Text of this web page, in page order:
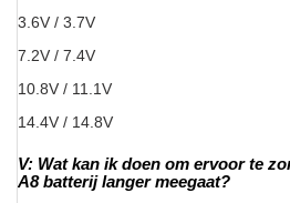
3.6V / 3.7V
7.2V / 7.4V
10.8V / 11.1V
14.4V / 14.8V
V: Wat kan ik doen om ervoor te
A8 batterij langer meegaat?